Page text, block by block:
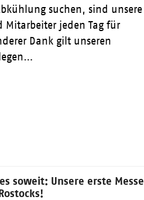
suchen, sind unsere
jeden Tag für
Dank gilt unseren
soweit: Unsere erste Messe